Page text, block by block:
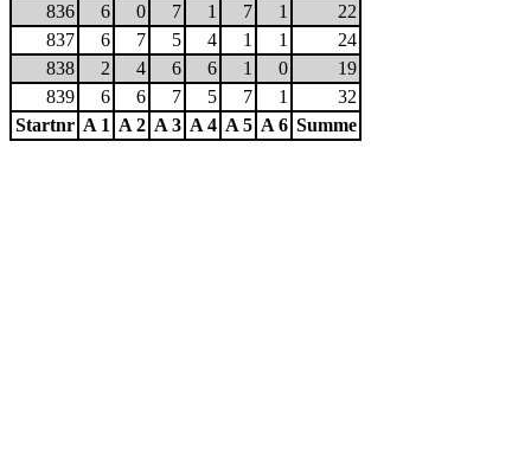
Startnr A 1 A 2 A 3 A 4 A 5 A 6 Summe
836
6 0 7 1 7 1
22
837
6 7 5 4 1 1
24
838
2 4 6 6 1 0
19
839
6 6 7 5 7 1 32